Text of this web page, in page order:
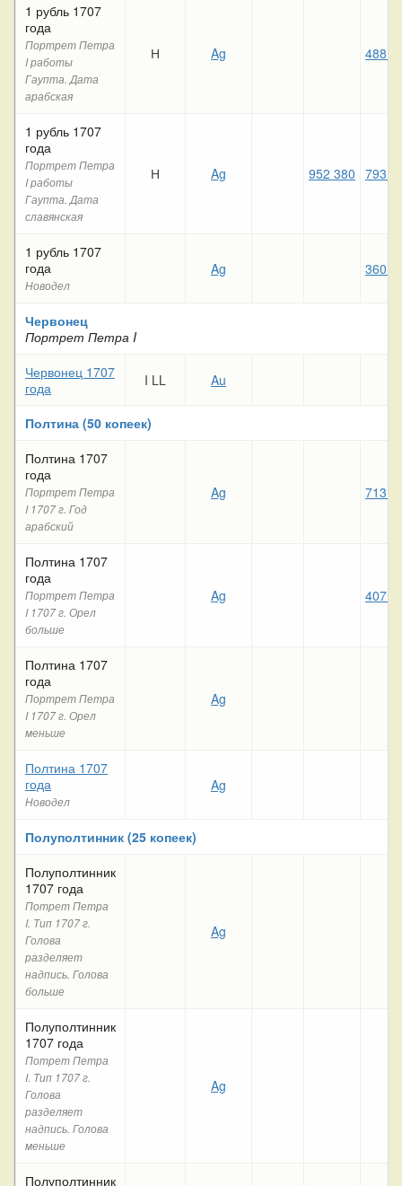
1 рубль 1707
года
Портрет Петра
I работы
Гаупта. Дата
арабская
Н Ag 488
1 рубль 1707
года
Портрет Петра
I работы
Гаупта. Дата
славянская
Н Ag 952 380 793
1 рубль 1707
года
Новодел
Ag 360
Червонец
Портрет Петра I
Червонец 1707
года
I LL Au
Полтина (50 копеек)
Полтина 1707
года
Портрет Петра
I 1707 г. Год
арабский
Ag 713
Полтина 1707
года
Портрет Петра
I 1707 г. Орел
больше
Ag 407
Полтина 1707
года
Портрет Петра
I 1707 г. Орел
меньше
Ag
Полтина 1707
года
Новодел
Ag
Полуполтинник (25 копеек)
Полуполтинник
1707 года
Потрет Петра
I. Тип 1707 г.
Голова
разделяет
надпись. Голова
больше
Ag
Полуполтинник
1707 года
Потрет Петра
I. Тип 1707 г.
Голова
разделяет
надпись. Голова
меньше
Ag
Полуполтинник